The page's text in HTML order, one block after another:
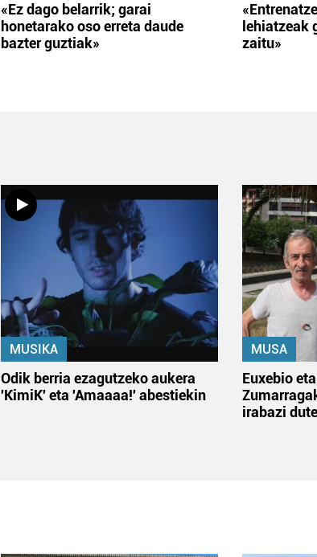
«Ez dago belarrik; garai
honetarako oso erreta daude
bazter guztiak»
lehiatzeak
zaitu»
MUSIKA
Odik berria ezagutzeko aukera
'KimiK' eta 'Amaaaa!' abestiekin
MUSA
Euxebio
irabazi